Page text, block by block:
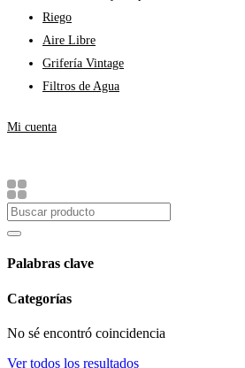
Riego
Aire Libre
Grifería Vintage
Filtros de Agua
Mi cuenta
Palabras clave
Categorías
No sé encontró coincidencia
Ver todos los resultados